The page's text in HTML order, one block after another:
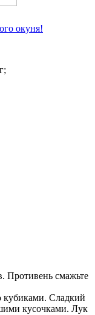
окуня!
Противень смажьте
кубиками. Сладкий
кусочками. Лук